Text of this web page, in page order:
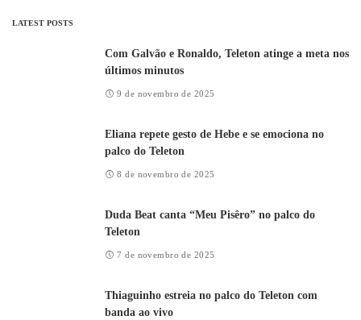
LATEST POSTS
Com Galvão e Ronaldo, Teleton atinge a meta nos
últimos minutos
9 de novembro de 2025
Eliana repete gesto de Hebe e se emociona no
palco do Teleton
8 de novembro de 2025
Duda Beat canta “Meu Pisêro” no palco do
Teleton
7 de novembro de 2025
Thiaguinho estreia no palco do Teleton com
banda ao vivo